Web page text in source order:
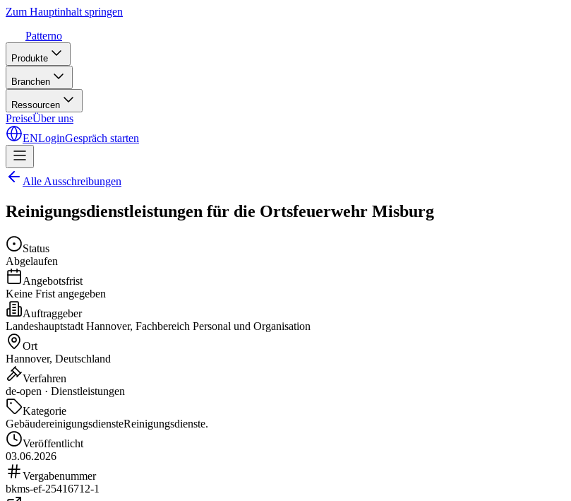
Zum Hauptinhalt springen
Patterno
Produkte
Branchen
Ressourcen
PreiseÜber uns
ENLoginGespräch starten
Alle Ausschreibungen
Reinigungsdienstleistungen für die Ortsfeuerwehr Misburg
Status
Abgelaufen
Angebotsfrist
Keine Frist angegeben
Auftraggeber
Landeshauptstadt Hannover, Fachbereich Personal und Organisation
Ort
Hannover, Deutschland
Verfahren
de-open · Dienstleistungen
Kategorie
GebäudereinigungsdiensteReinigungsdienste.
Veröffentlicht
03.06.2026
Vergabenummer
bkms-ef-25416712-1